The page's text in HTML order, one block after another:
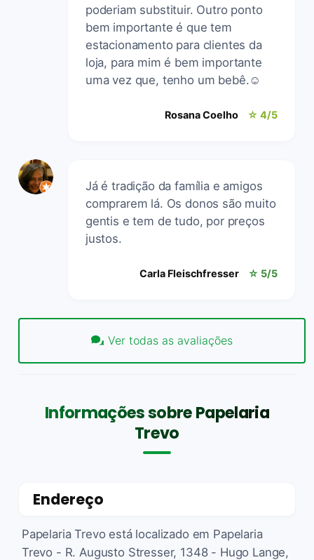
poderiam substituir. Outro ponto
bem importante é que tem
estacionamento para clientes da
loja, para mim é bem importante
uma vez que, tenho um bebê.☺️
Rosana Coelho ☆ 4/5
Já é tradição da família e amigos
comprarem lá. Os donos são muito
gentis e tem de tudo, por preços
justos.
Carla Fleischfresser ☆ 5/5
Ver todas as avaliações
Informações sobre Papelaria
Trevo
Endereço
Papelaria Trevo está localizado em Papelaria
Trevo - R. Augusto Stresser, 1348 - Hugo Lange,